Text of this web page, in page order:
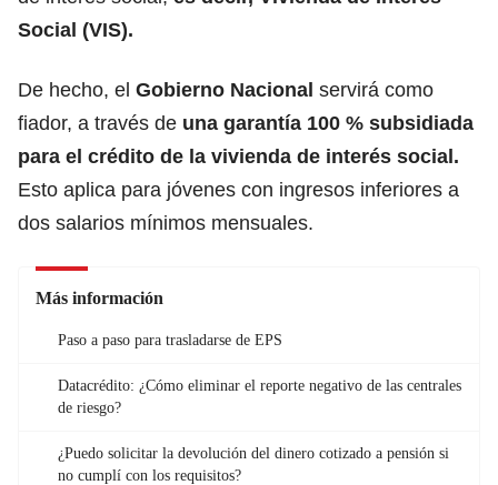
Social (VIS).
De hecho, el Gobierno Nacional servirá como
fiador, a través de una garantía 100 % subsidiada
para el crédito de la vivienda de interés social.
Esto aplica para jóvenes con ingresos inferiores a
dos salarios mínimos mensuales.
Más información
Paso a paso para trasladarse de EPS
Datacrédito: ¿Cómo eliminar el reporte negativo de las centrales
de riesgo?
¿Puedo solicitar la devolución del dinero cotizado a pensión si
no cumplí con los requisitos?